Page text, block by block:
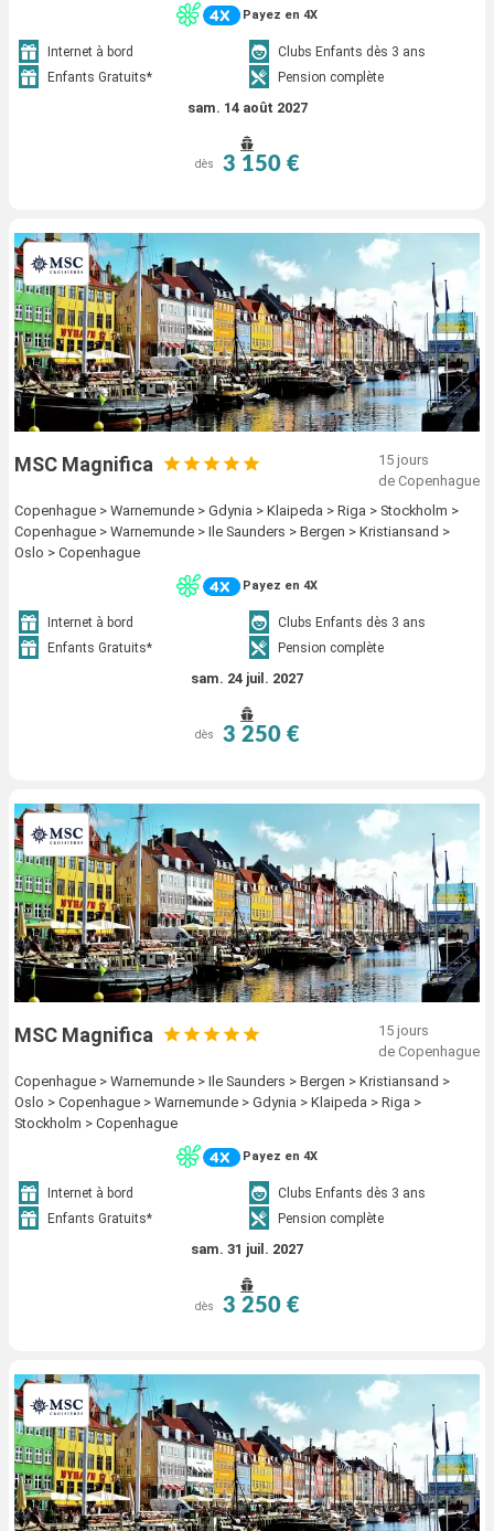
Payez en 4X
Internet à bord
Clubs Enfants dès 3 ans
Enfants Gratuits*
Pension complète
sam. 14 août 2027
dès 3 150 €
MSC Magnifica
15 jours
de Copenhague
Copenhague > Warnemunde > Gdynia > Klaipeda > Riga > Stockholm >
Copenhague > Warnemunde > Ile Saunders > Bergen > Kristiansand >
Oslo > Copenhague
Payez en 4X
Internet à bord
Clubs Enfants dès 3 ans
Enfants Gratuits*
Pension complète
sam. 24 juil. 2027
dès 3 250 €
MSC Magnifica
15 jours
de Copenhague
Copenhague > Warnemunde > Ile Saunders > Bergen > Kristiansand >
Oslo > Copenhague > Warnemunde > Gdynia > Klaipeda > Riga >
Stockholm > Copenhague
Payez en 4X
Internet à bord
Clubs Enfants dès 3 ans
Enfants Gratuits*
Pension complète
sam. 31 juil. 2027
dès 3 250 €